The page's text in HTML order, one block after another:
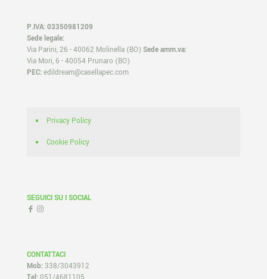
P.IVA: 03350981209
Sede legale:
Via Parini, 26 - 40062 Molinella (BO) Sede amm.va:
Via Mori, 6 - 40054 Prunaro (BO)
PEC: edildream@casellapec.com
Privacy Policy
Cookie Policy
SEGUICI SU I SOCIAL
CONTATTACI
Mob: 338/3043912